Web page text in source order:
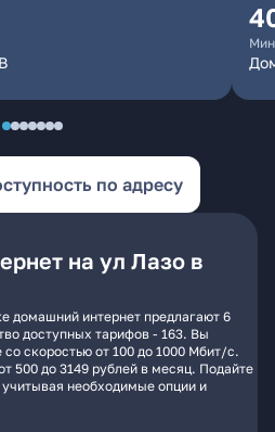
по адресу
на ул Лазо в
домашний интернет предлагают 6
доступных тарифов - 163. Вы
скоростью от 100 до 1000 Мбит/с.
500 до 3149 рублей в месяц. Подайте
необходимые опции и